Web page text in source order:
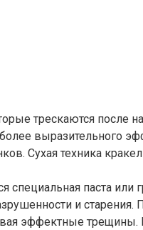
трескаются после
выразительного
Сухая техника
специальная паста или
и старения.
эффектные